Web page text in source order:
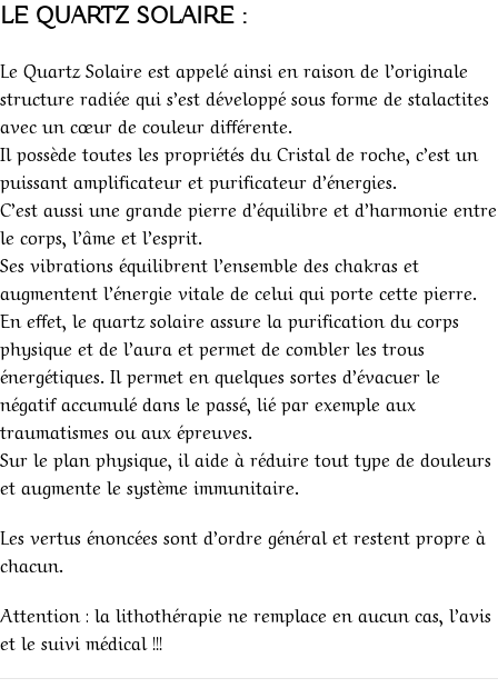
LE QUARTZ SOLAIRE :
Le Quartz Solaire est appelé ainsi en raison de l’originale
structure radiée qui s’est développé sous forme de stalactites
avec un cœur de couleur différente.
Il possède toutes les propriétés du Cristal de roche, c’est un
puissant amplificateur et purificateur d’énergies.
C’est aussi une grande pierre d’équilibre et d’harmonie entre
le corps, l’âme et l’esprit.
Ses vibrations équilibrent l’ensemble des chakras et
augmentent l’énergie vitale de celui qui porte cette pierre.
En effet, le quartz solaire assure la purification du corps
physique et de l’aura et permet de combler les trous
énergétiques. Il permet en quelques sortes d’évacuer le
négatif accumulé dans le passé, lié par exemple aux
traumatismes ou aux épreuves.
Sur le plan physique, il aide à réduire tout type de douleurs
et augmente le système immunitaire.
Les vertus énoncées sont d’ordre général et restent propre à
chacun.
Attention : la lithothérapie ne remplace en aucun cas, l’avis
et le suivi médical !!!